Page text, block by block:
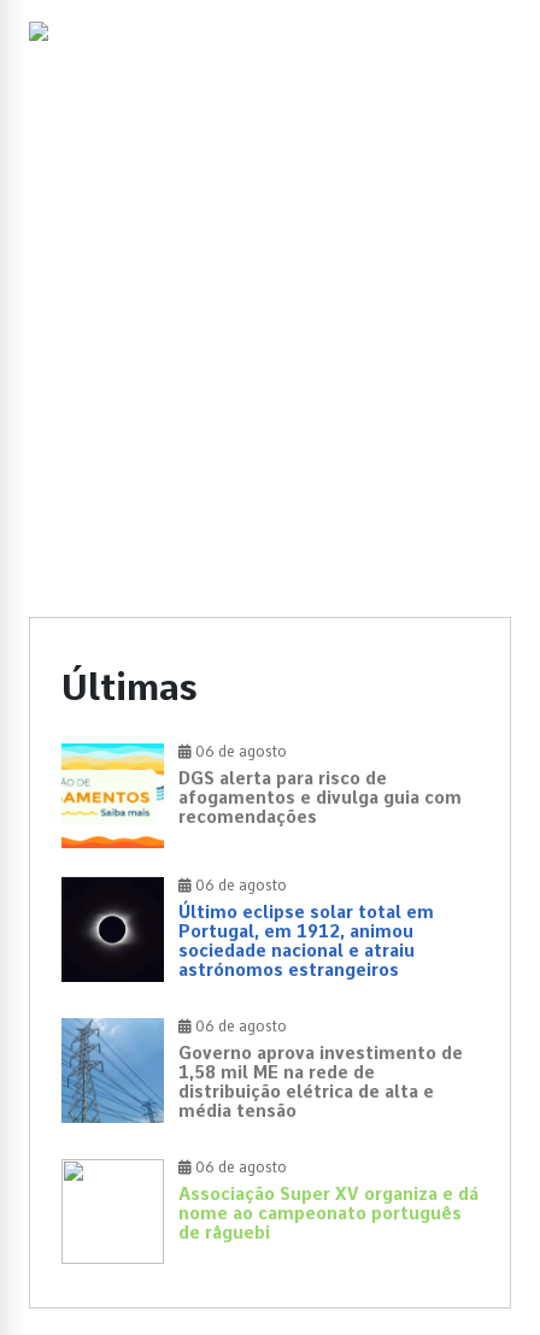
Últimas
06 de agosto
DGS alerta para risco de
afogamentos e divulga guia com
recomendações
06 de agosto
Último eclipse solar total em
Portugal, em 1912, animou
sociedade nacional e atraiu
astrónomos estrangeiros
06 de agosto
Governo aprova investimento de
1,58 mil ME na rede de
distribuição elétrica de alta e
média tensão
06 de agosto
Associação Super XV organiza e dá
nome ao campeonato português
de râguebi